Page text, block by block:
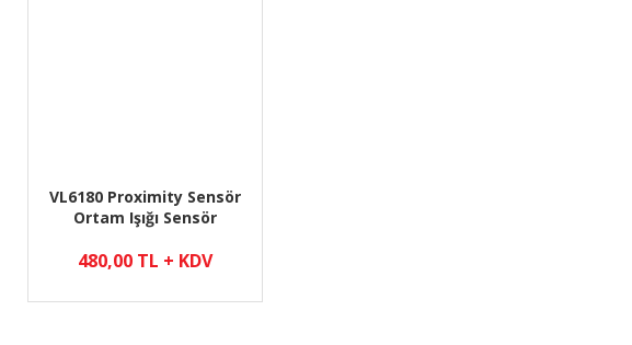
VL6180 Proximity Sensör
Ortam Işığı Sensör
480,00 TL + KDV